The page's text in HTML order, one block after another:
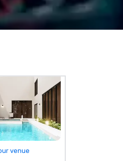
We operate a
6 / ULEZ
venue